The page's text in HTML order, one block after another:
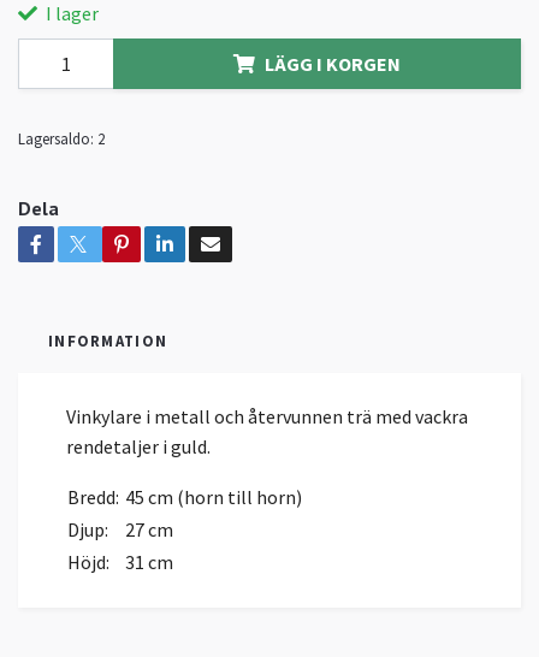
I lager
LÄGG I KORGEN
Lagersaldo: 2
Dela
INFORMATION
Vinkylare i metall och återvunnen trä med vackra
rendetaljer i guld.
Bredd: 45 cm (horn till horn)
Djup:
27 cm
Höjd:
31 cm